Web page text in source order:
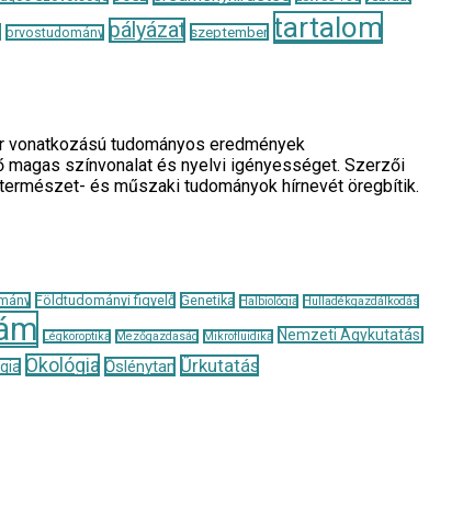
orvostudomány pályázat szeptember tartalom
tudományos eredmények
színvonalat és nyelvi igényességet. Szerzői
és műszaki tudományok hírnevét öregbítik.
Földtudományi figyelő Genetika Halbiológia Hulladékgazdálkodás
Légköroptika Mezőgazdaság Mikrofluidika
Nemzeti Agykutatási
Ökológia Őslénytan Űrkutatás